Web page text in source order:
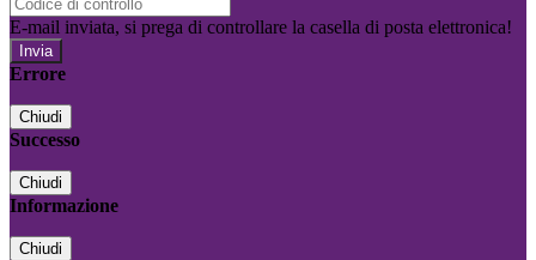
E-mail inviata, si prega di controllare la casella di posta elettronica!
Errore
Chiudi
Successo
Chiudi
Informazione
Chiudi